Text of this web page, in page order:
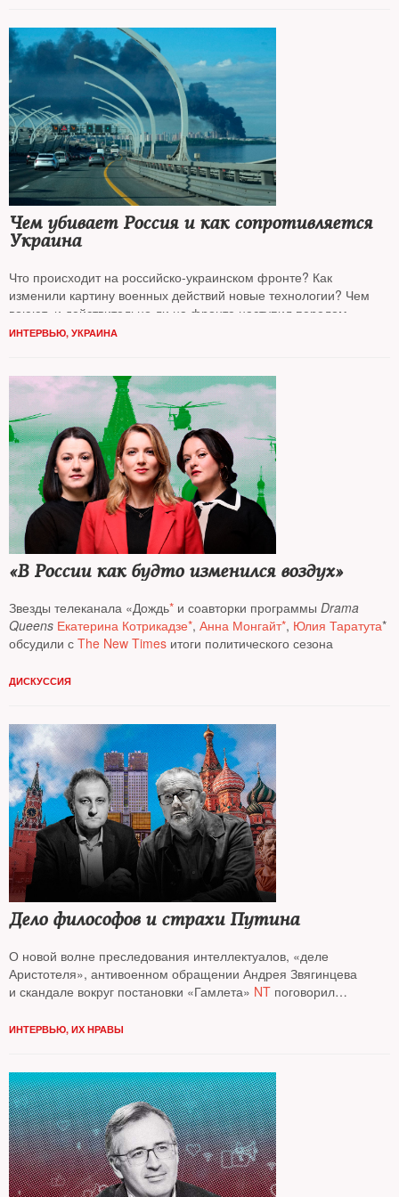
редактором радиостанции «Эхо Москвы»Алексеем
Венедиктовым*
Чем убивает Россия и как сопротивляется
Украина
Что происходит на российско-украинском фронте? Как
изменили картину военных действий новые технологии? Чем
воюют, и действительно ли на фронте наступил перелом —
об этомNTрасспрашивал военного аналитика «Русской службы
ИНТЕРВЬЮ, УКРАИНА
«В России как будто изменился воздух»
Звезды телеканала «Дождь* и соавторки программы Drama
Queens Екатерина Котрикадзе*, Анна Монгайт*, Юлия Таратута*
обсудили с The New Times итоги политического сезона
ДИСКУССИЯ
Дело философов и страхи Путина
О новой волне преследования интеллектуалов, «деле
Аристотеля», антивоенном обращении Андрея Звягинцева
и скандале вокруг постановки «Гамлета» NT поговорил
ИНТЕРВЬЮ, ИХ НРАВЫ